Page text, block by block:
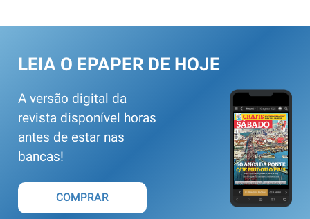
LEIA O EPAPER DE HOJE
A versão digital da
revista disponível horas
antes de estar nas
bancas!
COMPRAR